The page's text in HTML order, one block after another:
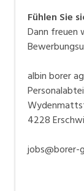
Fühlen Sie
Dann freuen
albin borer ag
4228